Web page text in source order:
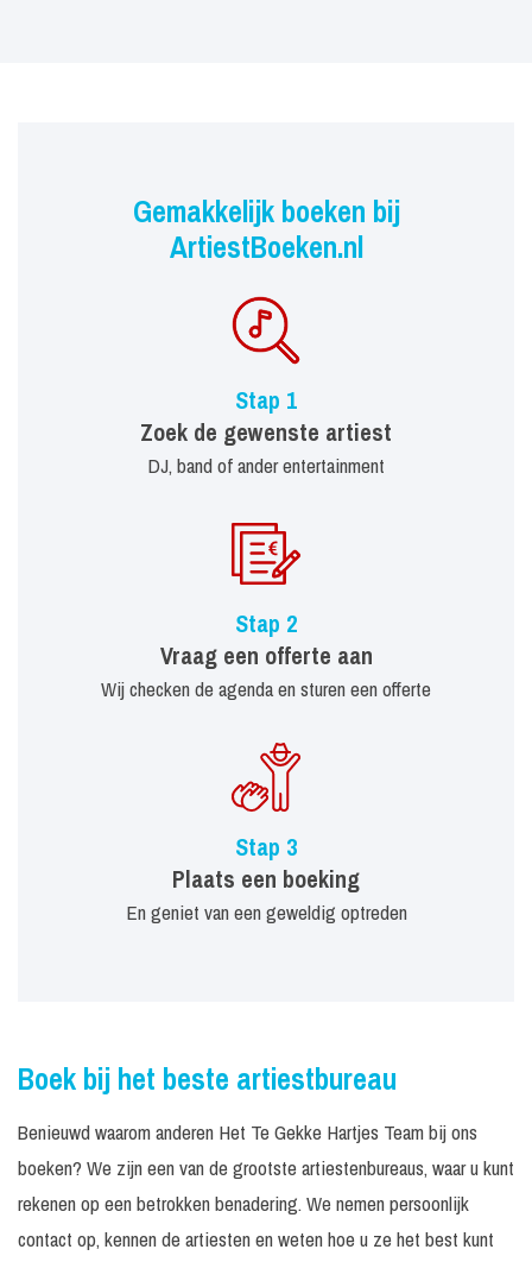
Gemakkelijk boeken bij
ArtiestBoeken.nl
Stap 1
Zoek de gewenste artiest
DJ, band of ander entertainment
Stap 2
Vraag een offerte aan
Wij checken de agenda en sturen een offerte
Stap 3
Plaats een boeking
En geniet van een geweldig optreden
Boek bij het beste artiestbureau
Benieuwd waarom anderen Het Te Gekke Hartjes Team bij ons
boeken? We zijn een van de grootste artiestenbureaus, waar u kunt
rekenen op een betrokken benadering. We nemen persoonlijk
contact op, kennen de artiesten en weten hoe u ze het best kunt